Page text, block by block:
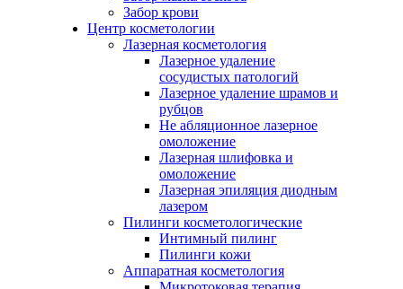
Забор крови
Центр косметологии
Лазерная косметология
Лазерное удаление
сосудистых патологий
Лазерное удаление шрамов и
рубцов
Не абляционное лазерное
омоложение
Лазерная шлифовка и
омоложение
Лазерная эпиляция диодным
лазером
Пилинги косметологические
Интимный пилинг
Пилинги кожи
Аппаратная косметология